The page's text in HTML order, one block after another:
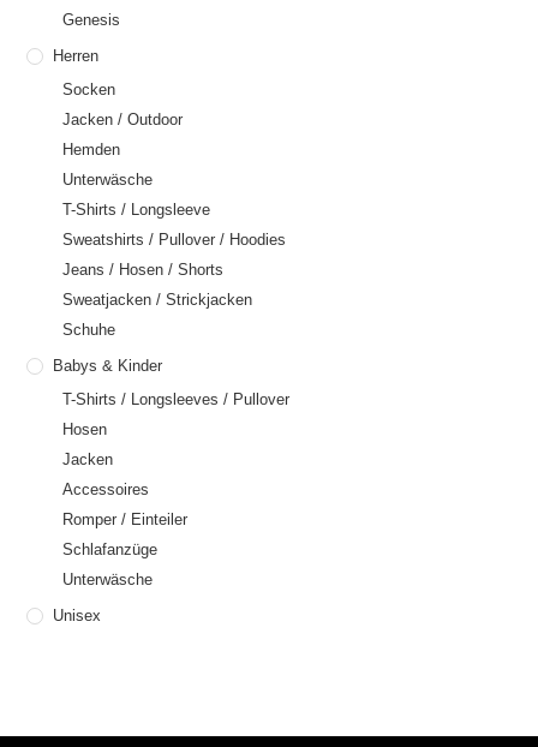
Genesis
Herren
Socken
Jacken / Outdoor
Hemden
Unterwäsche
T-Shirts / Longsleeve
Sweatshirts / Pullover / Hoodies
Jeans / Hosen / Shorts
Sweatjacken / Strickjacken
Schuhe
Babys & Kinder
T-Shirts / Longsleeves / Pullover
Hosen
Jacken
Accessoires
Romper / Einteiler
Schlafanzüge
Unterwäsche
Unisex